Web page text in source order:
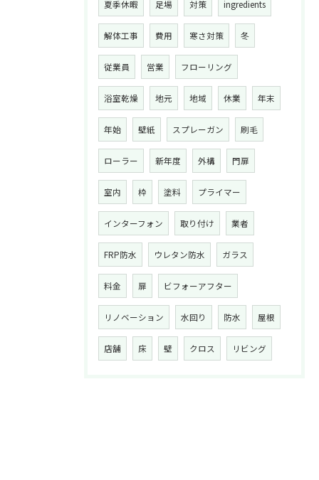
夏季休暇 足場 対策 ingredients
解体工事 費用 寒さ対策 冬
従業員 営業 フローリング
浴室乾燥 地元 地域 休業 年末
年始 壁紙 スプレーガン 刷毛
ローラー 新年度 外構 門扉
室内 枠 塗料 プライマー
インターフォン 取り付け 業者
FRP防水 ウレタン防水 ガラス
料金 扉 ビフォーアフター
リノベーション 水回り 防水 屋根
店舗 床 壁 クロス リビング